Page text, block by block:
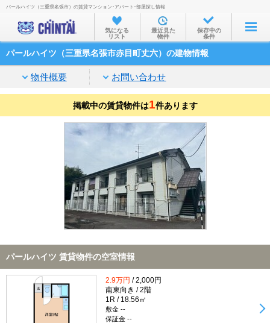
お部屋を探す
沿線・駅から
住所から
家賃相場から
通勤通学時間から
物件特集から
不動産会社から
TOP
パールハイツ（三重県名張市）の賃貸マンション･アパート･部屋探し情報
気になる
リスト
最近見た
物件
保存中の
条件
パールハイツ（三重県名張市赤目町丈六）の建物情報
物件概要 お問い合わせ
掲載中の賃貸物件は1件あります
パールハイツ 賃貸物件の空室情報
2.9万円 / 2,000円
南東向き / 2階
1R / 18.56㎡
敷金 --
保証金 --